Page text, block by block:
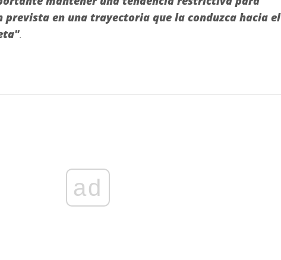
prevista en una trayectoria que la conduzca hacia el
.
ad